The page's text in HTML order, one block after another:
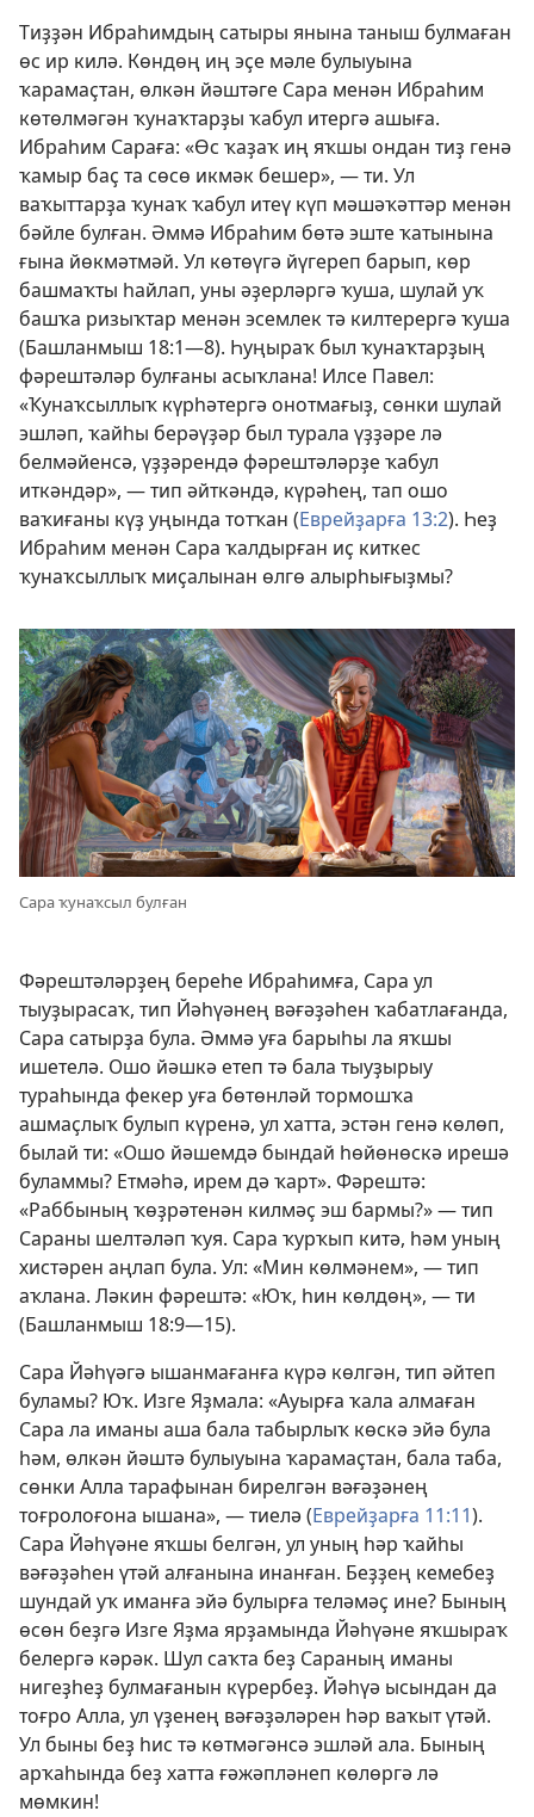
Тиҙҙән Ибраһимдың сатыры янына таныш булмаған
өс ир килә. Көндөң иң эҫе мәле булыуына
ҡарамаҫтан, өлкән йәштәге Сара менән Ибраһим
көтөлмәгән ҡунаҡтарҙы ҡабул итергә ашыға.
Ибраһим Сараға: «Өс ҡаҙаҡ иң яҡшы ондан тиҙ генә
ҡамыр баҫ та сөсө икмәк бешер», — ти. Ул
ваҡыттарҙа ҡунаҡ ҡабул итеү күп мәшәҡәттәр менән
бәйле булған. Әммә Ибраһим бөтә эште ҡатынына
ғына йөкмәтмәй. Ул көтөүгә йүгереп барып, көр
башмаҡты һайлап, уны әҙерләргә ҡуша, шулай уҡ
башҡа ризыҡтар менән эсемлек тә килтерергә ҡуша
(Башланмыш 18:1—8). Һуңыраҡ был ҡунаҡтарҙың
фәрештәләр булғаны асыҡлана! Илсе Павел:
«Ҡунаҡсыллыҡ күрһәтергә онотмағыҙ, сөнки шулай
эшләп, ҡайһы берәүҙәр был турала үҙҙәре лә
белмәйенсә, үҙҙәрендә фәрештәләрҙе ҡабул
иткәндәр», — тип әйткәндә, күрәһең, тап ошо
ваҡиғаны күҙ уңында тотҡан (Еврейҙарға 13:2). Һеҙ
Ибраһим менән Сара ҡалдырған иҫ киткес
ҡунаҡсыллыҡ миҫалынан өлгө алырһығыҙмы?
Сара ҡунаҡсыл булған
Фәрештәләрҙең береһе Ибраһимға, Сара ул
тыуҙырасаҡ, тип Йәһүәнең вәғәҙәһен ҡабатлағанда,
Сара сатырҙа була. Әммә уға барыһы ла яҡшы
ишетелә. Ошо йәшкә етеп тә бала тыуҙырыу
тураһында фекер уға бөтөнләй тормошҡа
ашмаҫлыҡ булып күренә, ул хатта, эстән генә көлөп,
былай ти: «Ошо йәшемдә бындай һөйөнөскә ирешә
буламмы? Етмәһә, ирем дә ҡарт». Фәрештә:
«Раббының ҡөҙрәтенән килмәҫ эш бармы?» — тип
Сараны шелтәләп ҡуя. Сара ҡурҡып китә, һәм уның
хистәрен аңлап була. Ул: «Мин көлмәнем», — тип
аҡлана. Ләкин фәрештә: «Юҡ, һин көлдөң», — ти
(Башланмыш 18:9—15).
Сара Йәһүәгә ышанмағанға күрә көлгән, тип әйтеп
буламы? Юҡ. Изге Яҙмала: «Ауырға ҡала алмаған
Сара ла иманы аша бала табырлыҡ көскә эйә була
һәм, өлкән йәштә булыуына ҡарамаҫтан, бала таба,
сөнки Алла тарафынан бирелгән вәғәҙәнең
тоғролоғона ышана», — тиелә (Еврейҙарға 11:11).
Сара Йәһүәне яҡшы белгән, ул уның һәр ҡайһы
вәғәҙәһен үтәй алғанына инанған. Беҙҙең кемебеҙ
шундай уҡ иманға эйә булырға теләмәҫ ине? Бының
өсөн беҙгә Изге Яҙма ярҙамында Йәһүәне яҡшыраҡ
белергә кәрәк. Шул саҡта беҙ Сараның иманы
нигеҙһеҙ булмағанын күрербеҙ. Йәһүә ысындан да
тоғро Алла, ул үҙенең вәғәҙәләрен һәр ваҡыт үтәй.
Ул быны беҙ һис тә көтмәгәнсә эшләй ала. Бының
арҡаһында беҙ хатта ғәжәпләнеп көлөргә лә
мөмкин!